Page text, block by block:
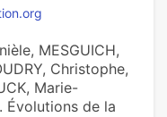
MESGUICH,
Christophe,
Marie-
Évolutions de la